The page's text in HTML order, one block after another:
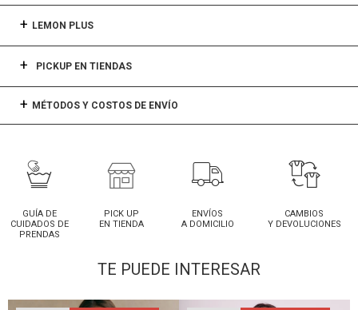
LEMON PLUS
PICKUP EN TIENDAS
MÉTODOS Y COSTOS DE ENVÍO
GUÍA DE
CUIDADOS DE
PRENDAS
PICK UP
EN TIENDA
ENVÍOS
A DOMICILIO
CAMBIOS
Y DEVOLUCIONES
TE PUEDE INTERESAR